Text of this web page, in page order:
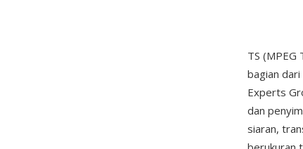
TS
bagian
Experts
dan
siaran,